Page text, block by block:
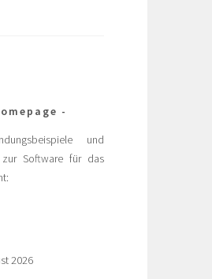
und
zur Software für das
2026